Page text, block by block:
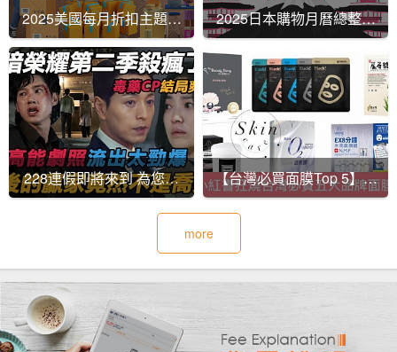
2025美國每月折扣主題總
整理｜買對時間最省錢！
2025日本購物月曆總整理
｜每月折扣主題大公開！
228連假即將來到 為您準
備最新的韓劇 讓你不為劇
【台灣必買面膜Top 5】海
外代運熱銷榜單出爐！
more